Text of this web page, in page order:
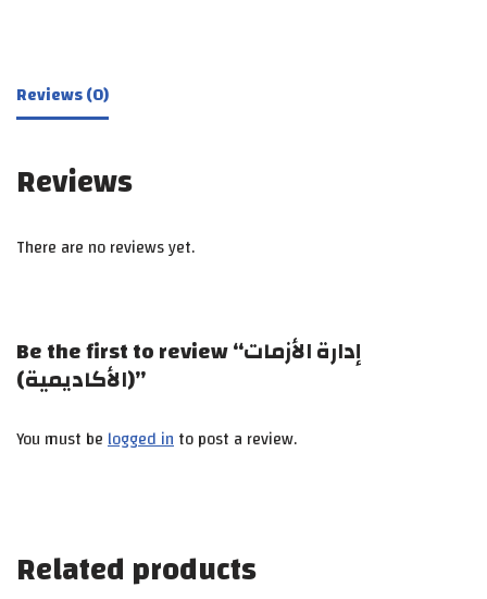
Reviews (0)
Reviews
There are no reviews yet.
Be the first to review “إدارة الأزمات
(الأكاديمية)”
You must belogged into post a review.
Related products